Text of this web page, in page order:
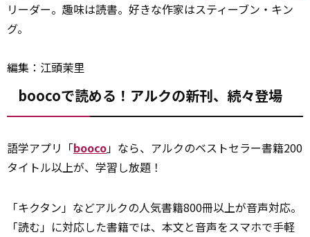
リーダー。趣味は読書。好きな作家はスティーブン・キン
グ。
編集：江頭茉里
boocoで読める！アルクの新刊、続々登場
語学アプリ「booco」なら、アルクのベストセラー書籍200
タイトル以上が、学習し放題！
「キクタン」などアルクの人気書籍800冊以上が音声対応。
「読む」に対応した書籍では、本文と音声をスマホで手軽